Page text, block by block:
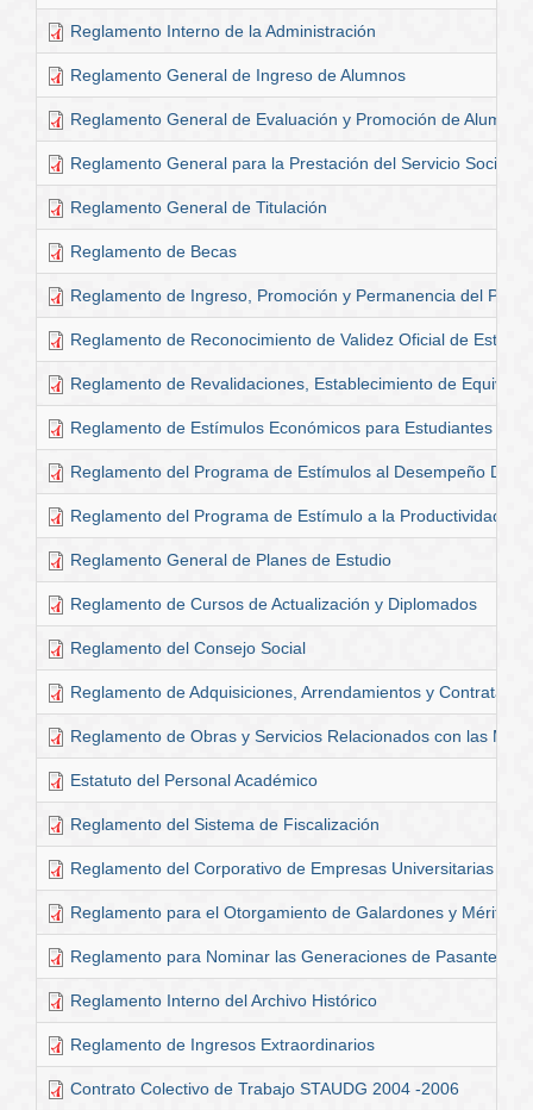
Reglamento Interno de la Administración
Reglamento General de Ingreso de Alumnos
Reglamento General de Evaluación y Promoción de Alumnos
Reglamento General para la Prestación del Servicio Social
Reglamento General de Titulación
Reglamento de Becas
Reglamento de Ingreso, Promoción y Permanencia del
Reglamento de Reconocimiento de Validez Oficial de
Reglamento de Revalidaciones, Establecimiento de
Reglamento de Estímulos Económicos para Estudiantes
Reglamento del Programa de Estímulos al Desempeño
Reglamento del Programa de Estímulo a la Productividad
Reglamento General de Planes de Estudio
Reglamento de Cursos de Actualización y Diplomados
Reglamento del Consejo Social
Reglamento de Adquisiciones, Arrendamientos y
Reglamento de Obras y Servicios Relacionados con las
Estatuto del Personal Académico
Reglamento del Sistema de Fiscalización
Reglamento del Corporativo de Empresas Universitarias
Reglamento para el Otorgamiento de Galardones y Méritos
Reglamento para Nominar las Generaciones de Pasantes
Reglamento Interno del Archivo Histórico
Reglamento de Ingresos Extraordinarios
Contrato Colectivo de Trabajo STAUDG 2004 -2006